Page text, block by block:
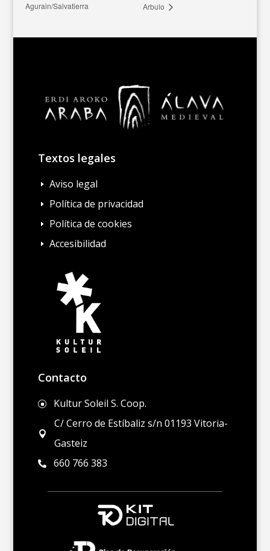
Agurain/Salvatierra
Arbulo
Textos legales
E Aviso legal
E Política de privacidad
E Política de cookies
E Accesibilidad
Contacto
] Kultur Soleil S. Coop.

C/ Cerro de Estíbaliz s/n 01193 Vitoria-
Gasteiz
 660 766 383